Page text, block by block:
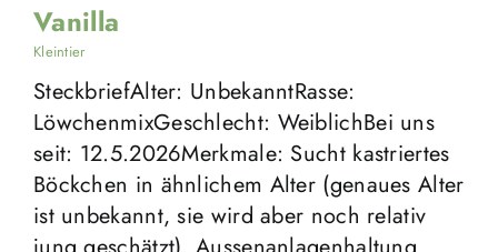
Vanilla
Kleintier
SteckbriefAlter: UnbekanntRasse:
LöwchenmixGeschlecht: WeiblichBei uns
seit: 12.5.2026Merkmale: Sucht kastriertes
Böckchen in ähnlichem Alter (genaues Alter
ist unbekannt, sie wird aber noch relativ